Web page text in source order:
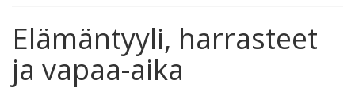
Elämäntyyli, harrasteet
ja vapaa-aika